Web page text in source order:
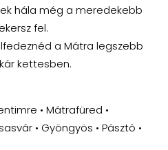
hála még a meredekebb
fel.
a Mátra legszebb
kettesben.
• Mátrafüred •
• Gyöngyös • Pásztó •